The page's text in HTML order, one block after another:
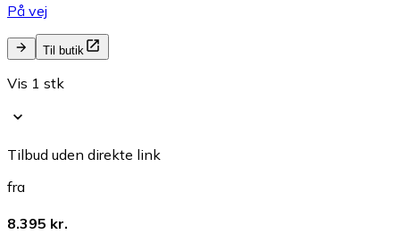
På vej
Til butik
Vis 1 stk
Tilbud uden direkte link
fra
8.395 kr.